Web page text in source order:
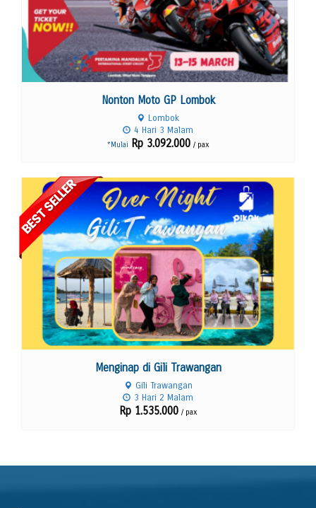
Nonton Moto GP Lombok
Lombok
4 Hari 3 Malam
*Mulai Rp 3.092.000 / pax
Lihat Detail
Menginap di Gili Trawangan
Gili Trawangan
3 Hari 2 Malam
Rp 1.535.000 / pax